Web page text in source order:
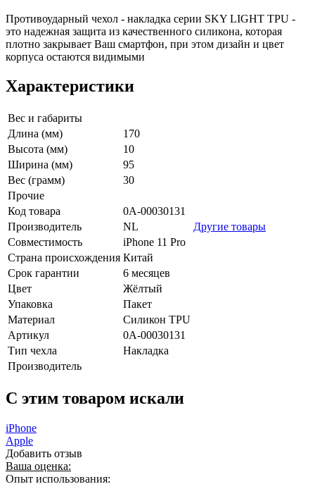
Противоударный чехол - накладка серии SKY LIGHT TPU -
это надежная защита из качественного силикона, которая
плотно закрывает Ваш смартфон, при этом дизайн и цвет
корпуса остаются видимыми
Характеристики
Вес и габариты
Длина (мм)
170
Высота (мм)
10
Ширина (мм)
95
Вес (грамм)
30
Прочие
Код товара
0А-00030131
Производитель
NL
Другие товары
Совместимость
iPhone 11 Pro
Страна происхождения Китай
Срок гарантии
6 месяцев
Цвет
Жёлтый
Упаковка
Пакет
Материал
Силикон TPU
Артикул
0А-00030131
Тип чехла
Накладка
Производитель
C этим товаром искали
iPhone
Apple
Добавить отзыв
Ваша оценка:
Опыт использования: